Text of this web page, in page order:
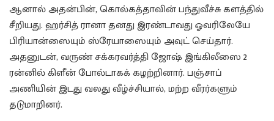
ஆனால் அதன்பின், கொல்கத்தாவின் பந்துவீச்சு களத்தில்
சீறியது. ஹர்சித் ரானா தனது இரண்டாவது ஓவரிலேயே
பிரியான்ஸையும் ஸ்ரேயாஸையும் அவுட் செய்தார்.
அதனுடன், வருண் சக்கரவர்த்தி ஜோஷ் இங்கிலீஸை 2
ரன்னில் கிளீன் போல்டாகக் கழற்றினார். பஞ்சாப்
அணியின் இடது வலது வீழ்ச்சியால், மற்ற வீரர்களும்
தடுமாறினர்.